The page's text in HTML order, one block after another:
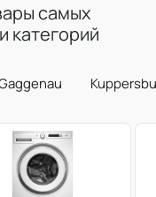
самых
категорий